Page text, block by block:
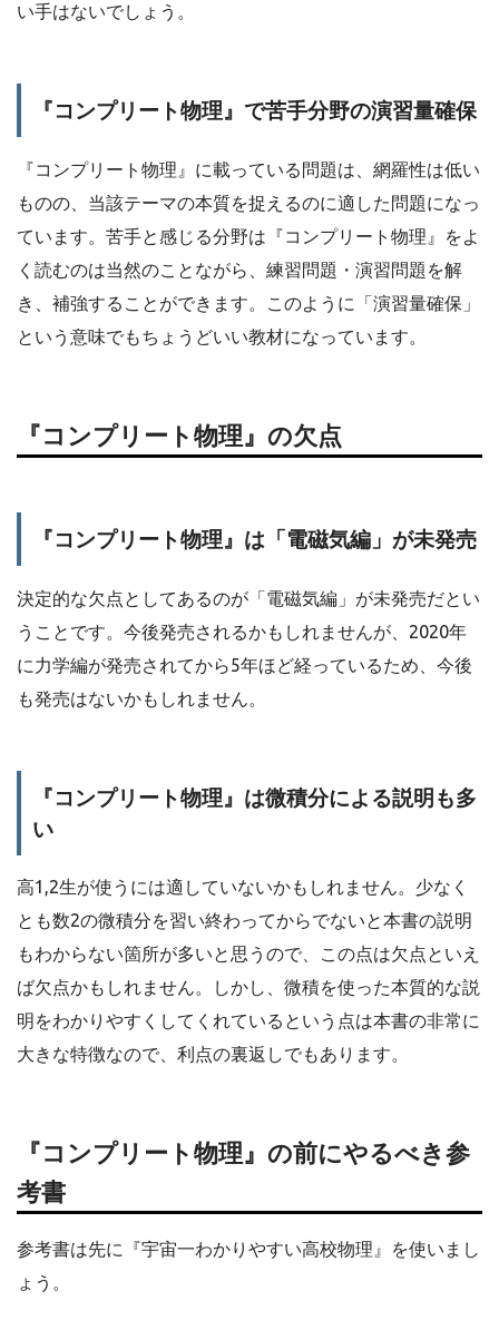
い手はないでしょう。
『コンプリート物理』で苦手分野の演習量確保
『コンプリート物理』に載っている問題は、網羅性は低い
ものの、当該テーマの本質を捉えるのに適した問題になっ
ています。苦手と感じる分野は『コンプリート物理』をよ
く読むのは当然のことながら、練習問題・演習問題を解
き、補強することができます。このように「演習量確保」
という意味でもちょうどいい教材になっています。
『コンプリート物理』の欠点
『コンプリート物理』は「電磁気編」が未発売
決定的な欠点としてあるのが「電磁気編」が未発売だとい
うことです。今後発売されるかもしれませんが、2020年
に力学編が発売されてから5年ほど経っているため、今後
も発売はないかもしれません。
『コンプリート物理』は微積分による説明も多
い
高1,2生が使うには適していないかもしれません。少なく
とも数2の微積分を習い終わってからでないと本書の説明
もわからない箇所が多いと思うので、この点は欠点といえ
ば欠点かもしれません。しかし、微積を使った本質的な説
明をわかりやすくしてくれているという点は本書の非常に
大きな特徴なので、利点の裏返しでもあります。
『コンプリート物理』の前にやるべき参
考書
参考書は先に『宇宙一わかりやすい高校物理』を使いまし
ょう。